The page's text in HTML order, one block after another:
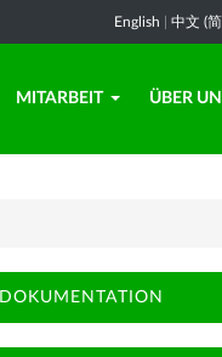
English 中文 (
MITARBEIT ÜBER
DOKUMENTATION